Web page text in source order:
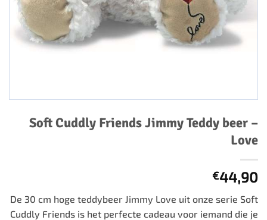
Soft Cuddly Friends Jimmy Teddy beer –
Love
€44,90
De 30 cm hoge teddybeer Jimmy Love uit onze serie Soft
Cuddly Friends is het perfecte cadeau voor iemand die je